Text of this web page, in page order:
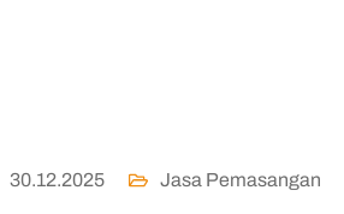
30.12.2025 Jasa Pemasangan